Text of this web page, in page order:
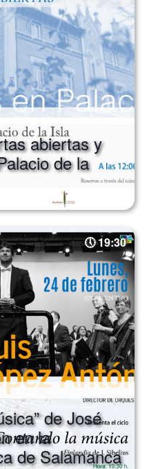
abiertas y
de la
de José
en la
de Salamanca